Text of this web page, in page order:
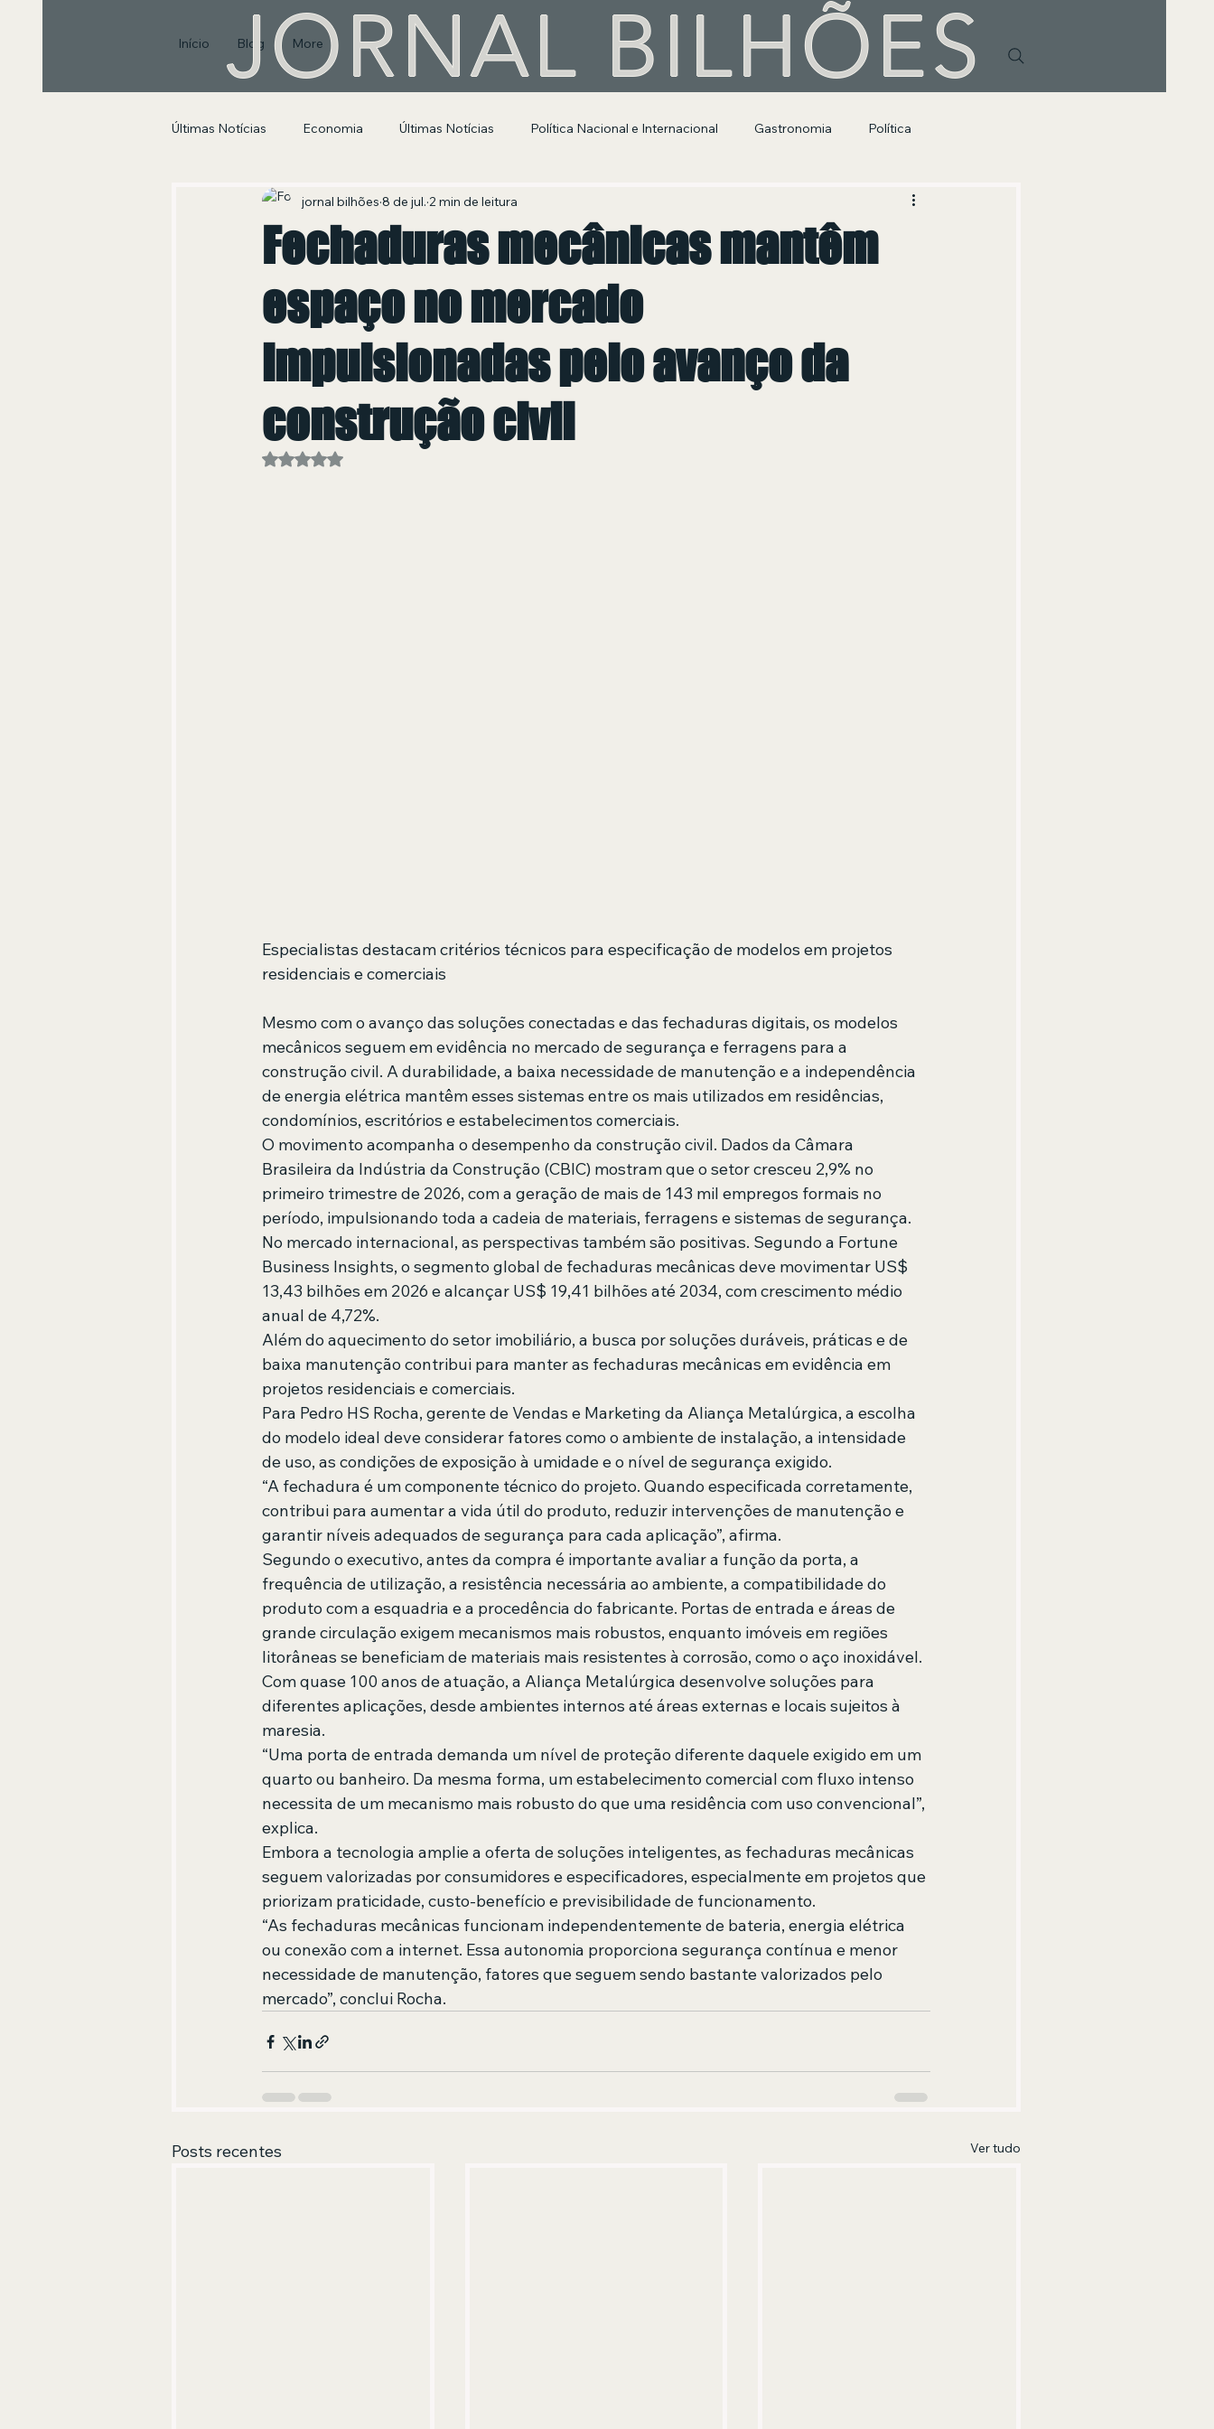
Início Blog More
JORNAL BILHÕES
Últimas Notícias Economia Últimas Notícias Política Nacional e Internacional Gastronomia Política
Segurança Pública e Social Segurança Pública
Fechaduras mecânicas mantêm
espaço no mercado
impulsionadas pelo avanço da
construção civil
jornal bilhões 8 de jul. 2 min de leitura
Avaliado com NaN de 5 estrelas.
Especialistas destacam critérios técnicos para especificação de modelos em projetos
residenciais e comerciais
Mesmo com o avanço das soluções conectadas e das fechaduras digitais, os modelos
mecânicos seguem em evidência no mercado de segurança e ferragens para a
construção civil. A durabilidade, a baixa necessidade de manutenção e a independência
de energia elétrica mantêm esses sistemas entre os mais utilizados em residências,
condomínios, escritórios e estabelecimentos comerciais.
O movimento acompanha o desempenho da construção civil. Dados da Câmara
Brasileira da Indústria da Construção (CBIC) mostram que o setor cresceu 2,9% no
primeiro trimestre de 2026, com a geração de mais de 143 mil empregos formais no
período, impulsionando toda a cadeia de materiais, ferragens e sistemas de segurança.
No mercado internacional, as perspectivas também são positivas. Segundo a Fortune
Business Insights, o segmento global de fechaduras mecânicas deve movimentar US$
13,43 bilhões em 2026 e alcançar US$ 19,41 bilhões até 2034, com crescimento médio
anual de 4,72%.
Além do aquecimento do setor imobiliário, a busca por soluções duráveis, práticas e de
baixa manutenção contribui para manter as fechaduras mecânicas em evidência em
projetos residenciais e comerciais.
Para Pedro HS Rocha, gerente de Vendas e Marketing da Aliança Metalúrgica, a escolha
do modelo ideal deve considerar fatores como o ambiente de instalação, a intensidade
de uso, as condições de exposição à umidade e o nível de segurança exigido.
“A fechadura é um componente técnico do projeto. Quando especificada corretamente,
contribui para aumentar a vida útil do produto, reduzir intervenções de manutenção e
garantir níveis adequados de segurança para cada aplicação”, afirma.
Segundo o executivo, antes da compra é importante avaliar a função da porta, a
frequência de utilização, a resistência necessária ao ambiente, a compatibilidade do
produto com a esquadria e a procedência do fabricante. Portas de entrada e áreas de
grande circulação exigem mecanismos mais robustos, enquanto imóveis em regiões
litorâneas se beneficiam de materiais mais resistentes à corrosão, como o aço inoxidável.
Com quase 100 anos de atuação, a Aliança Metalúrgica desenvolve soluções para
diferentes aplicações, desde ambientes internos até áreas externas e locais sujeitos à
maresia.
“Uma porta de entrada demanda um nível de proteção diferente daquele exigido em um
quarto ou banheiro. Da mesma forma, um estabelecimento comercial com fluxo intenso
necessita de um mecanismo mais robusto do que uma residência com uso convencional”,
explica.
Embora a tecnologia amplie a oferta de soluções inteligentes, as fechaduras mecânicas
seguem valorizadas por consumidores e especificadores, especialmente em projetos que
priorizam praticidade, custo-benefício e previsibilidade de funcionamento.
“As fechaduras mecânicas funcionam independentemente de bateria, energia elétrica
ou conexão com a internet. Essa autonomia proporciona segurança contínua e menor
necessidade de manutenção, fatores que seguem sendo bastante valorizados pelo
mercado”, conclui Rocha.
Posts recentes Ver tudo